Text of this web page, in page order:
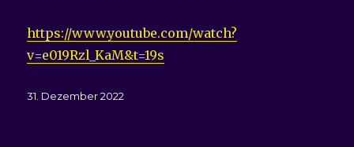
https://www.youtube.com/watch?
v=e019Rzl_KaM&t=19s
Veröffentlicht
31. Dezember 2022